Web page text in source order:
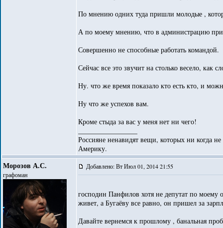
По мнению одних туда пришли молодые ,
А по моему мнению, что в администрацию
Совершенно не способные работать командой.
Сейчас все это звучит на столько весело, как
Ну. что же время показало кто есть кто, и
Ну что же успехов вам.
Кроме стыда за вас у меня нет ни чего!
Россияне ненавидят вещи, которых ни когда
Америку.
Морозов А.С.
графоман
Добавлено: Вт Июл 01, 2014 21:55
господин Панфилов хотя не депутат по
живет, а Бугаёву все равно, он пришел за
Давайте вернемся к прошлому , банальная